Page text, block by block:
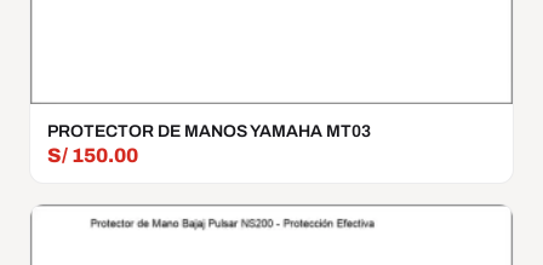
PROTECTOR DE MANOS YAMAHA MT03
S/ 150.00